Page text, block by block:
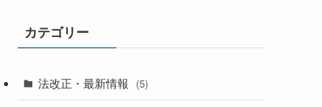
カテゴリー
法改正・最新情報 (5)